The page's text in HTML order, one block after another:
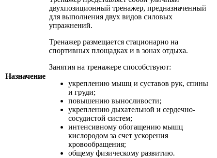
Назначение
двухпозиционный тренажер, предназначенный
для выполнения двух видов силовых
упражнений.
Тренажер размещается стационарно на
спортивных площадках и в зонах отдыха.
Занятия на тренажере способствуют:
укреплению мышц и суставов рук, спины
и груди;
повышению выносливости;
укреплению дыхательной и сердечно-
сосудистой систем;
интенсивному обогащению мышц
кислородом за счет ускорения
кровообращения;
общему физическому развитию.